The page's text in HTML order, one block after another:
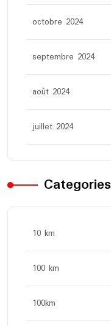
octobre 2024
septembre 2024
août 2024
juillet 2024
Categories
10 km
100 km
100km